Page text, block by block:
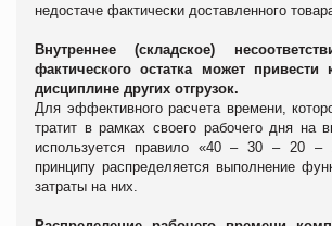
недостаче фактически доставленного
Внутреннее (складское)
фактического остатка может
дисциплине других отгрузок.
Для эффективного расчета времени,
тратит в рамках своего рабочего дня на
используется правило «40 – 30 – 20 –
принципу распределяется выполнение
затраты на них.